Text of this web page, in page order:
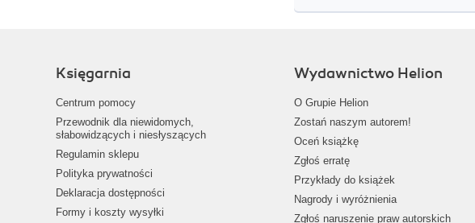
Księgarnia
Centrum pomocy
Przewodnik dla niewidomych,
słabowidzących i niesłyszących
Regulamin sklepu
Polityka prywatności
Deklaracja dostępności
Formy i koszty wysyłki
Wydawnictwo Helion
O Grupie Helion
Zostań naszym autorem!
Oceń książkę
Zgłoś erratę
Przykłady do książek
Nagrody i wyróżnienia
Zgłoś naruszenie praw autorskich